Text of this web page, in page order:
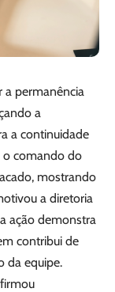
a permanência
a
a continuidade
o comando do
mostrando
a diretoria
ação demonstra
contribui de
da equipe.